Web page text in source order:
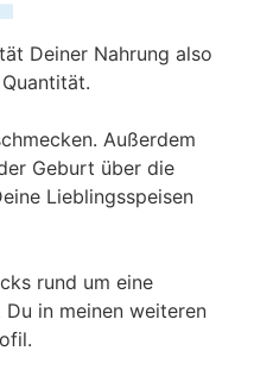
Deiner Nahrung also
Außerdem
Geburt über die
Lieblingsspeisen
rund um eine
in meinen weiteren